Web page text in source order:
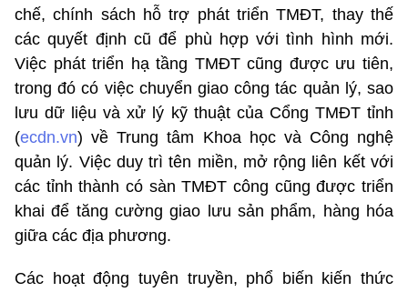
chế, chính sách hỗ trợ phát triển TMĐT, thay thế
các quyết định cũ để phù hợp với tình hình mới.
Việc phát triển hạ tầng TMĐT cũng được ưu tiên,
trong đó có việc chuyển giao công tác quản lý, sao
lưu dữ liệu và xử lý kỹ thuật của Cổng TMĐT tỉnh
(ecdn.vn) về Trung tâm Khoa học và Công nghệ
quản lý. Việc duy trì tên miền, mở rộng liên kết với
các tỉnh thành có sàn TMĐT công cũng được triển
khai để tăng cường giao lưu sản phẩm, hàng hóa
giữa các địa phương.
Các hoạt động tuyên truyền, phổ biến kiến thức